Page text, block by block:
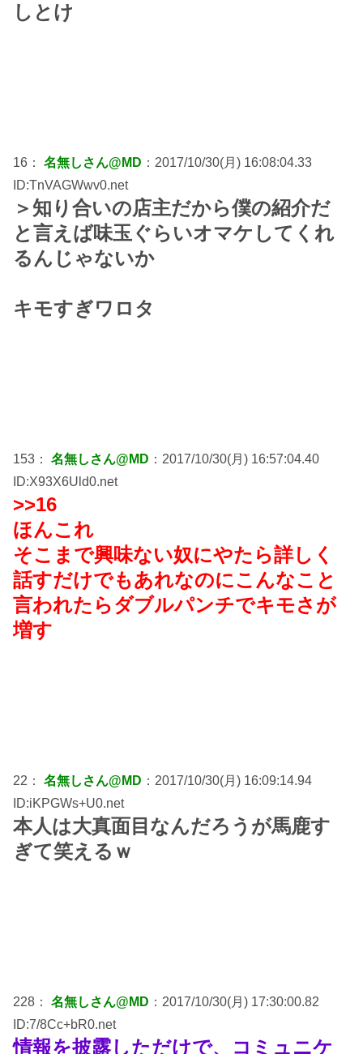
しとけ
16： 名無しさん@MD ：2017/10/30(月) 16:08:04.33
ID:TnVAGWwv0.net
＞知り合いの店主だから僕の紹介だ
と言えば味玉ぐらいオマケしてくれ
るんじゃないか
キモすぎワロタ
153： 名無しさん@MD ：2017/10/30(月) 16:57:04.40
ID:X93X6Uld0.net
>>16
ほんこれ
そこまで興味ない奴にやたら詳しく
話すだけでもあれなのにこんなこと
言われたらダブルパンチでキモさが
増す
22： 名無しさん@MD ：2017/10/30(月) 16:09:14.94
ID:iKPGWs+U0.net
本人は大真面目なんだろうが馬鹿す
ぎて笑えるｗ
228： 名無しさん@MD ：2017/10/30(月) 17:30:00.82
ID:7/8Cc+bR0.net
情報を披露しただけで、コミュニケ